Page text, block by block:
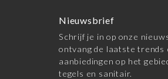
Nieuwsbrief
Schrijf je in op onze
ontvang de laatste trends
aanbiedingen op het
tegels en sanitair.